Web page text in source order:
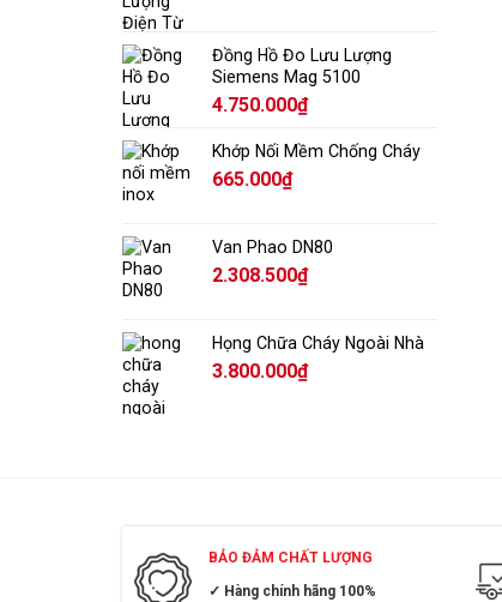
Đồng Hồ Đo Lưu Lượng
Siemens Mag 5100
4.750.000₫
Khớp Nối Mềm Chống Cháy
665.000₫
Van Phao DN80
2.308.500₫
Họng Chữa Cháy Ngoài Nhà
3.800.000₫
BẢO ĐẢM CHẤT LƯỢNG
✓ Hàng chính hãng 100%